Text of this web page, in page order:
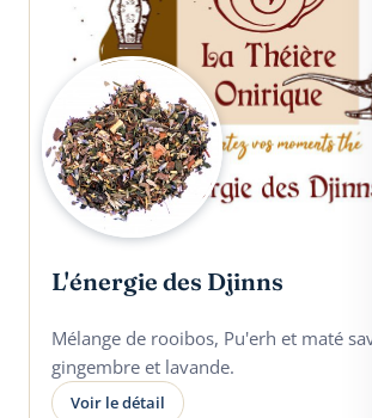
L'énergie des Djinns
Mélange de rooibos, Pu'erh et maté
gingembre et lavande.
Voir le détail